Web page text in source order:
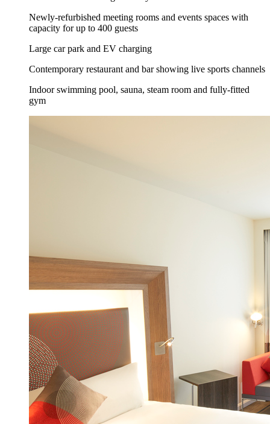
Newly-refurbished meeting rooms and events spaces with
capacity for up to 400 guests
Large car park and EV charging
Contemporary restaurant and bar showing live sports channels
Indoor swimming pool, sauna, steam room and fully-fitted
gym